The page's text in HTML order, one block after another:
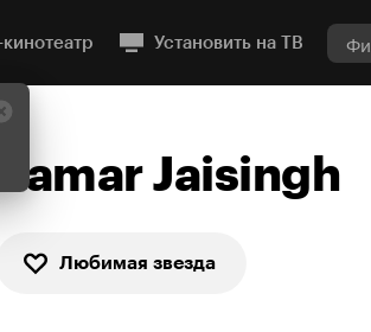
Установить на ТВ
Samar Jaisingh
Любимая звезда